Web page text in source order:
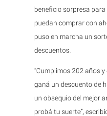
beneficio sorpresa
puedan comprar con
puso en marcha un
descuentos.
“Cumplimos 202 años
ganá un descuento de
un obsequio del mejor
probá tu suerte”,